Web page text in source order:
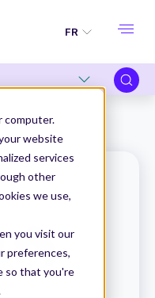
computer.
website
services
other
we use,
you visit our
preferences,
so that you're
FR